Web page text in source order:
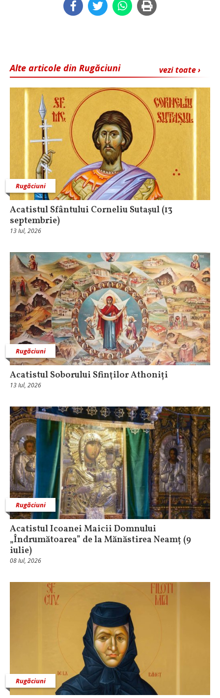
vezi toate ›
Alte articole din Rugăciuni
Rugăciuni
Acatistul Sfântului Corneliu Sutașul (13
septembrie)
13 Iul, 2026
Rugăciuni
Acatistul Soborului Sfinţilor Athoniți
13 Iul, 2026
Rugăciuni
Acatistul Icoanei Maicii Domnului
„Îndrumătoarea” de la Mănăstirea Neamț (9
iulie)
08 Iul, 2026
Rugăciuni